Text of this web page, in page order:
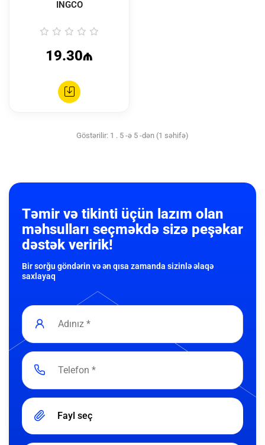
INGCO
19.30₼
Göstərilir: 1 . 5 -ə 5 -dən (1 səhifə)
Təmir və tikinti üçün lazım olan
məhsulları seçməkdə sizə peşəkar
dəstək veririk!
Bir sorğu göndərin və ən qısa zamanda sizinlə əlaqə
saxlayaq
Fayl seç